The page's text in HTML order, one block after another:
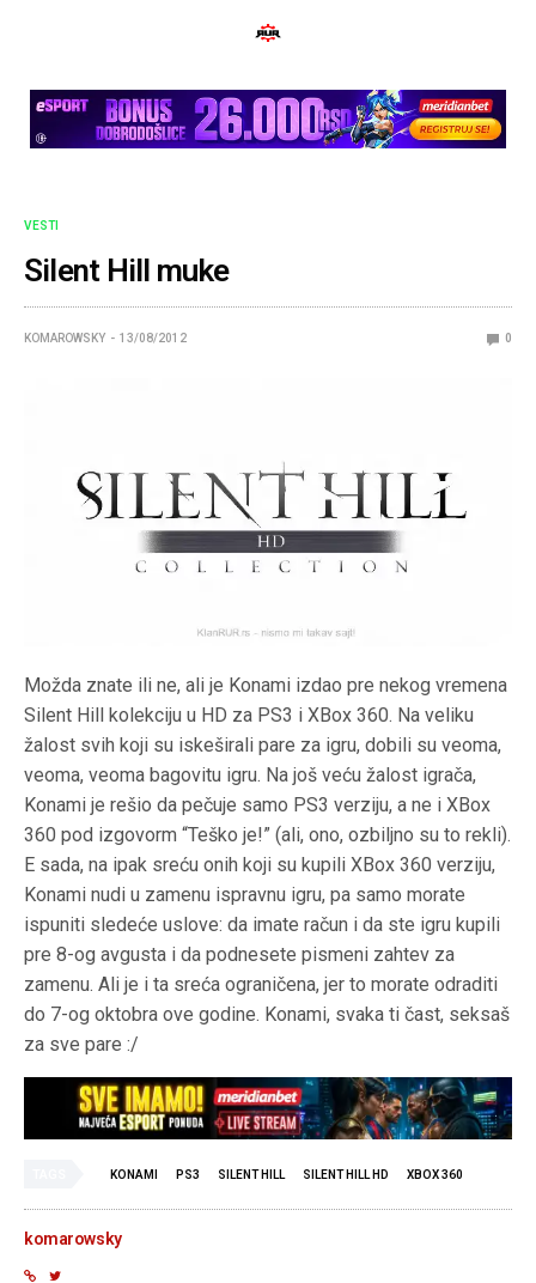
VESTI
Silent Hill muke
KOMAROWSKY 13/08/2012 0
Možda znate ili ne, ali je Konami izdao pre nekog vremena
Silent Hill kolekciju u HD za PS3 i XBox 360. Na veliku
žalost svih koji su iskeširali pare za igru, dobili su veoma,
veoma, veoma bagovitu igru. Na još veću žalost igrača,
Konami je rešio da pečuje samo PS3 verziju, a ne i XBox
360 pod izgovorm “Teško je!” (ali, ono, ozbiljno su to rekli).
E sada, na ipak sreću onih koji su kupili XBox 360 verziju,
Konami nudi u zamenu ispravnu igru, pa samo morate
ispuniti sledeće uslove: da imate račun i da ste igru kupili
pre 8-og avgusta i da podnesete pismeni zahtev za
zamenu. Ali je i ta sreća ograničena, jer to morate odraditi
do 7-og oktobra ove godine. Konami, svaka ti čast, seksaš
za sve pare :/
KONAMI PS3 SILENT HILL SILENT HILL HD XBOX 360
komarowsky